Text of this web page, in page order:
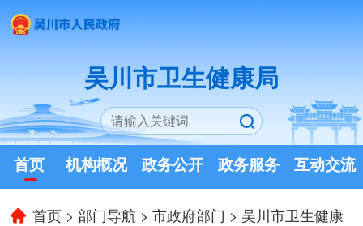
吴川市卫生健康局
首页 机构概况 政务公开 政务服务 互动交流
首页 >部门导航 >市政府部门 > 吴川市卫生健康